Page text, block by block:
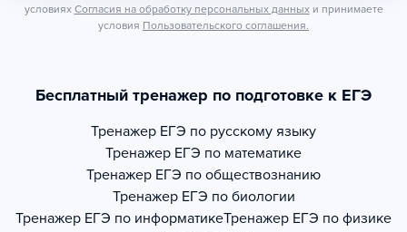
условиях Согласия на обработку персональных данных и принимаете
условия Пользовательского соглашения.
Бесплатный тренажер по подготовке к ЕГЭ
Тренажер ЕГЭ по русскому языку
Тренажер ЕГЭ по математике
Тренажер ЕГЭ по обществознанию
Тренажер ЕГЭ по биологии
Тренажер ЕГЭ по информатикеТренажер ЕГЭ по физике